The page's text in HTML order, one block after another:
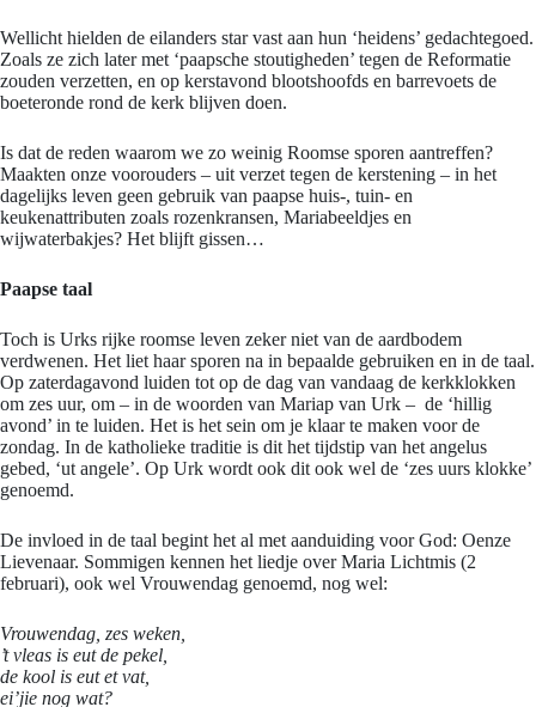
Wellicht hielden de eilanders star vast aan hun ‘heidens’ gedachtegoed.
Zoals ze zich later met ‘paapsche stoutigheden’ tegen de Reformatie
zouden verzetten, en op kerstavond blootshoofds en barrevoets de
boeteronde rond de kerk blijven doen.
Is dat de reden waarom we zo weinig Roomse sporen aantreffen?
Maakten onze voorouders – uit verzet tegen de kerstening – in het
dagelijks leven geen gebruik van paapse huis-, tuin- en
keukenattributen zoals rozenkransen, Mariabeeldjes en
wijwaterbakjes? Het blijft gissen…
Paapse taal
Toch is Urks rijke roomse leven zeker niet van de aardbodem
verdwenen. Het liet haar sporen na in bepaalde gebruiken en in de taal.
Op zaterdagavond luiden tot op de dag van vandaag de kerkklokken
om zes uur, om – in de woorden van Mariap van Urk – de ‘hillig
avond’ in te luiden. Het is het sein om je klaar te maken voor de
zondag. In de katholieke traditie is dit het tijdstip van het angelus
gebed, ‘ut angele’. Op Urk wordt ook dit ook wel de ‘zes uurs klokke’
genoemd.
De invloed in de taal begint het al met aanduiding voor God: Oenze
Lievenaar. Sommigen kennen het liedje over Maria Lichtmis (2
februari), ook wel Vrouwendag genoemd, nog wel:
Vrouwendag, zes weken,
’t vleas is eut de pekel,
de kool is eut et vat,
ei’jie nog wat?